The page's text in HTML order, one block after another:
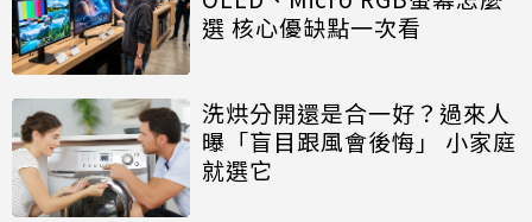
選 核心優缺點一次看
洗烘分開還是合一好？過來人
曝「盲目跟風會後悔」 小家庭
就選它